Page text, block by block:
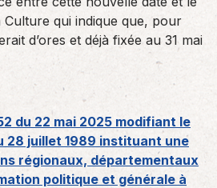
Culture qui indique que, pour
d’ores et déjà fixée au 31 mai
du 22 mai 2025 modifiant le
28 juillet 1989 instituant une
régionaux, départementaux
politique et générale à